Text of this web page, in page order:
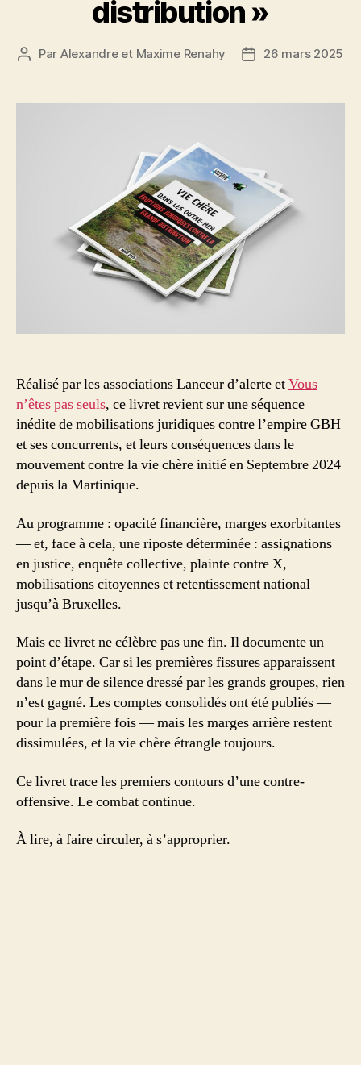
distribution »
Auteur
Par Alexandre et Maxime Renahy
Date26 mars 2025
Réalisé par les associations Lanceur d’alerte etVous
n’êtes pas seuls, ce livret revient sur une séquence
inédite de mobilisations juridiques contre l’empire GBH
et ses concurrents, et leurs conséquences dans le
mouvement contre la vie chère initié en Septembre 2024
depuis la Martinique.
Au programme : opacité financière, marges exorbitantes
— et, face à cela, une riposte déterminée : assignations
en justice, enquête collective, plainte contre X,
mobilisations citoyennes et retentissement national
jusqu’à Bruxelles.
Mais ce livret ne célèbre pas une fin. Il documente un
point d’étape. Car si les premières fissures apparaissent
dans le mur de silence dressé par les grands groupes, rien
n’est gagné. Les comptes consolidés ont été publiés —
pour la première fois — mais les marges arrière restent
dissimulées, et la vie chère étrangle toujours.
Ce livret trace les premiers contours d’une contre-
offensive. Le combat continue.
À lire, à faire circuler, à s’approprier.